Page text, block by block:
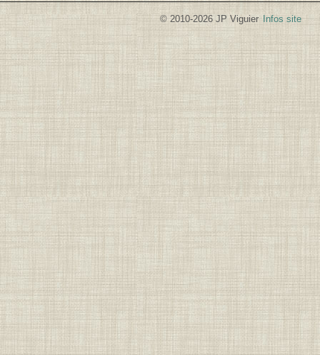
© 2010-2026 JP Viguier Infos site